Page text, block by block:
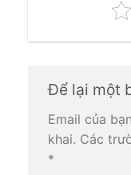
Để lại một
Email của
khai. Các
*